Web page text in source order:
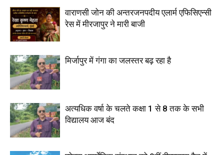
वाराणसी जोन की अन्तरजनपदीय एलार्म एफिसिएन्सी
रेस में मीरजापुर ने मारी बाजी
मिर्जापुर में गंगा का जलस्तर बढ़ रहा है
अत्यधिक वर्षा के चलते कक्षा 1 से 8 तक के सभी
विद्यालय आज बंद